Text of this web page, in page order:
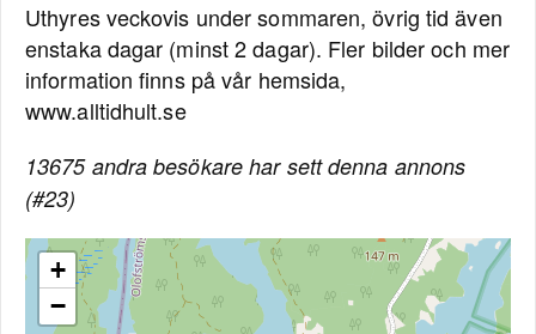
Uthyres veckovis under sommaren, övrig tid även
enstaka dagar (minst 2 dagar). Fler bilder och mer
information finns på vår hemsida,
www.alltidhult.se
13675 andra besökare har sett denna annons
(#23)
+
−